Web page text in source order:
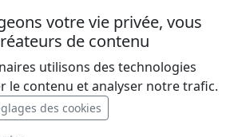
votre vie privée, vous
de contenu
utilisons des technologies
le contenu et analyser notre trafic.
des cookies